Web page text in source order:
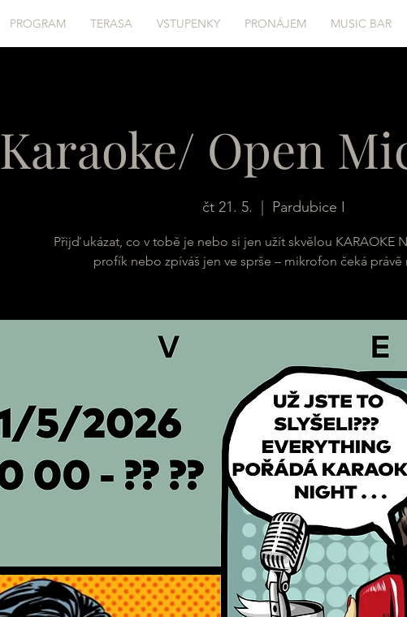
PROGRAM TERASA VSTUPENKY PRONÁJEM MUSIC BAR
Karaoke/ Open
čt 21. 5. Pardubice I
Přijď ukázat, co v tobě je nebo si jen užít skvělou KARAOKE
profík nebo zpíváš jen ve sprše – mikrofon čeká právě